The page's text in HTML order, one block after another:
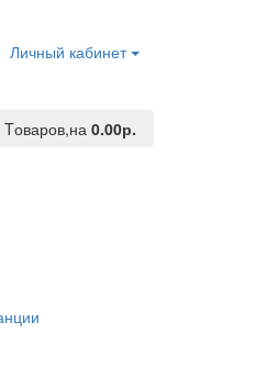
Личный кабинет
Tоваров,на 0.00р.